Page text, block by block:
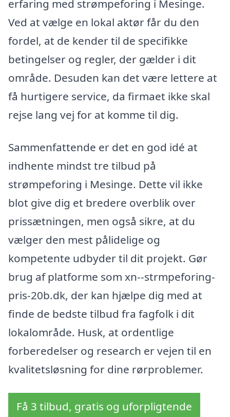
erfaring med strømpeforing i Mesinge.
Ved at vælge en lokal aktør får du den
fordel, at de kender til de specifikke
betingelser og regler, der gælder i dit
område. Desuden kan det være lettere at
få hurtigere service, da firmaet ikke skal
rejse lang vej for at komme til dig.
Sammenfattende er det en god idé at
indhente mindst tre tilbud på
strømpeforing i Mesinge. Dette vil ikke
blot give dig et bredere overblik over
prissætningen, men også sikre, at du
vælger den mest pålidelige og
kompetente udbyder til dit projekt. Gør
brug af platforme som xn--strmpeforing-
pris-20b.dk, der kan hjælpe dig med at
finde de bedste tilbud fra fagfolk i dit
lokalområde. Husk, at ordentlige
forberedelser og research er vejen til en
kvalitetsløsning for dine rørproblemer.
Få 3 tilbud, gratis og uforpligtende